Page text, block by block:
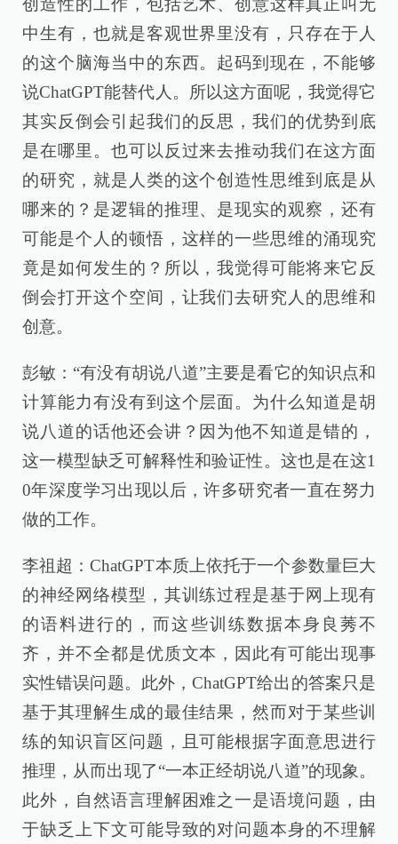
创造性的工作，包括艺术、创意这样真正叫无
中生有，也就是客观世界里没有，只存在于人
的这个脑海当中的东西。起码到现在，不能够
说ChatGPT能替代人。所以这方面呢，我觉得它
其实反倒会引起我们的反思，我们的优势到底
是在哪里。也可以反过来去推动我们在这方面
的研究，就是人类的这个创造性思维到底是从
哪来的？是逻辑的推理、是现实的观察，还有
可能是个人的顿悟，这样的一些思维的涌现究
竟是如何发生的？所以，我觉得可能将来它反
倒会打开这个空间，让我们去研究人的思维和
创意。
彭敏：“有没有胡说八道”主要是看它的知识点和
计算能力有没有到这个层面。为什么知道是胡
说八道的话他还会讲？因为他不知道是错的，
这一模型缺乏可解释性和验证性。这也是在这1
0年深度学习出现以后，许多研究者一直在努力
做的工作。
李祖超：ChatGPT本质上依托于一个参数量巨大
的神经网络模型，其训练过程是基于网上现有
的语料进行的，而这些训练数据本身良莠不
齐，并不全都是优质文本，因此有可能出现事
实性错误问题。此外，ChatGPT给出的答案只是
基于其理解生成的最佳结果，然而对于某些训
练的知识盲区问题，且可能根据字面意思进行
推理，从而出现了“一本正经胡说八道”的现象。
此外，自然语言理解困难之一是语境问题，由
于缺乏上下文可能导致的对问题本身的不理解